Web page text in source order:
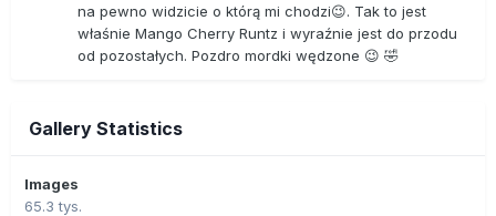
na pewno widzicie o którą mi chodzi😉. Tak to jest
właśnie Mango Cherry Runtz i wyraźnie jest do przodu
od pozostałych. Pozdro mordki wędzone 😉 🤣
Gallery Statistics
Images
65.3 tys.